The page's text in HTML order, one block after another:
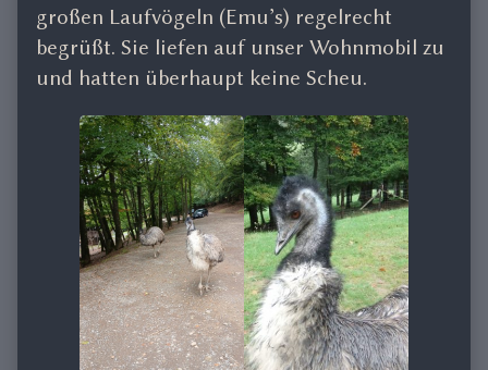
großen Laufvögeln (Emu’s) regelrecht
begrüßt. Sie liefen auf unser Wohnmobil zu
und hatten überhaupt keine Scheu.